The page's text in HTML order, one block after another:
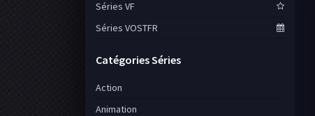
Séries VF
Séries VOSTFR
Catégories Séries
Action
Animation